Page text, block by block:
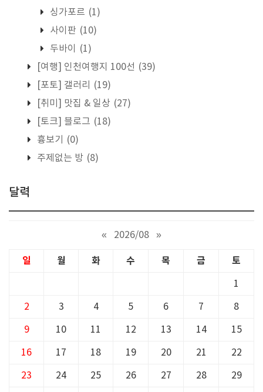
싱가포르 (1)
사이판 (10)
두바이
(1)
[여행] 인천여행지 100선 (39)
[포토] 갤러리
(19)
[취미] 맛집 & 일상 (27)
[토크] 블로그 (18)
흉보기
(0)
주제없는 방 (8)
달력
« 2026/08 »
일 월 화 수 목 금 토
1
2 3 4 5 6 7 8
9 10 11 12 13 14 15
16 17 18 19 20 21 22
23 24 25 26 27 28 29